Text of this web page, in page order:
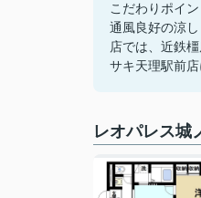
こだわりポイ
通風良好の涼
店では、近鉄
サキ天理駅前店
レオパレス